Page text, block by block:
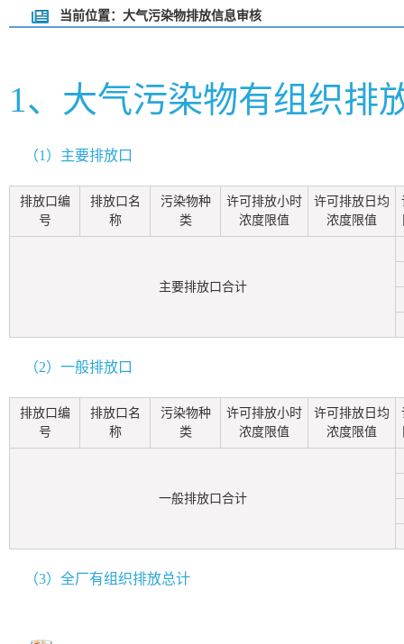
当前位置：大气污染物排放信息审核
1、大气污染物有组织排
（1）主要排放口
排放口编
号
排放口名
称
污染物种
类
许可排放小时
浓度限值
许可排放日均
浓度限值
主要排放口合计
（2）一般排放口
排放口编
号
排放口名
称
污染物种
类
许可排放小时
浓度限值
许可排放日均
浓度限值
一般排放口合计
（3）全厂有组织排放总计